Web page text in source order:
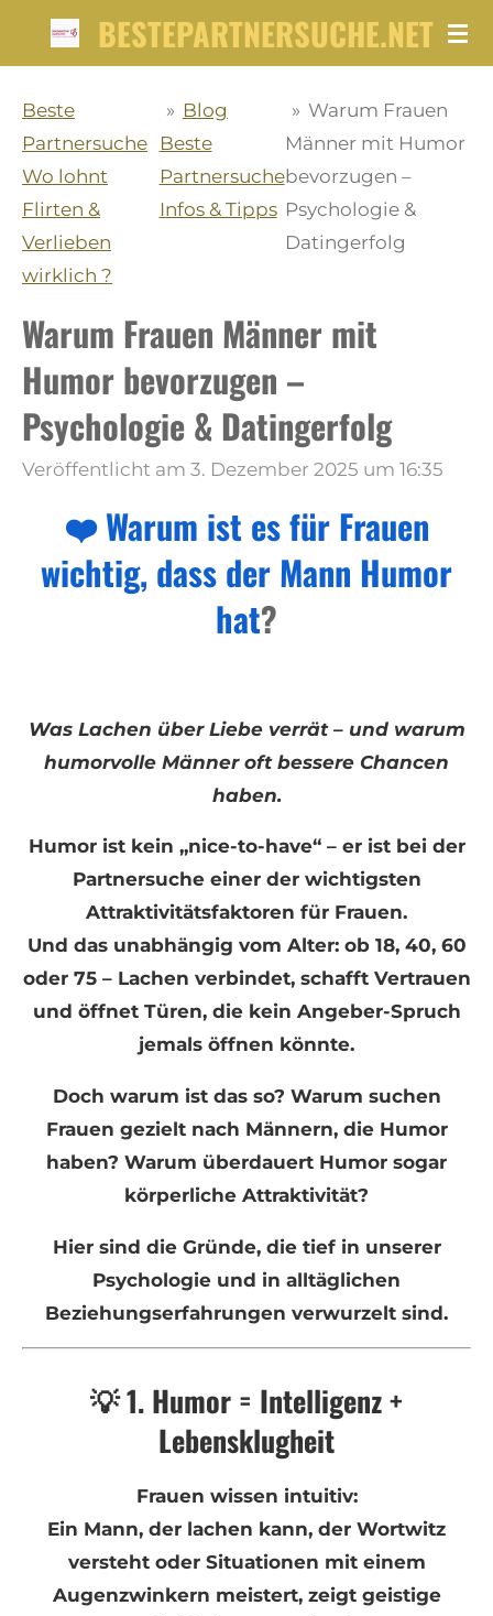
BESTEPARTNERSUCHE.NET
Beste
Partnersuche
Wo lohnt
Flirten &
Verlieben
wirklich ?
» Blog
Beste
Partnersuche
Infos & Tipps
» Warum Frauen
Männer mit Humor
bevorzugen –
Psychologie &
Datingerfolg
Warum Frauen Männer mit
Humor bevorzugen –
Psychologie & Datingerfolg
Veröffentlicht am 3. Dezember 2025 um 16:35
❤️ Warum ist es für Frauen
wichtig, dass der Mann Humor
hat?
Was Lachen über Liebe verrät – und warum
humorvolle Männer oft bessere Chancen
haben.
Humor ist kein „nice-to-have“ – er ist bei der
Partnersuche einer der wichtigsten
Attraktivitätsfaktoren für Frauen.
Und das unabhängig vom Alter: ob 18, 40, 60
oder 75 – Lachen verbindet, schafft Vertrauen
und öffnet Türen, die kein Angeber-Spruch
jemals öffnen könnte.
Doch warum ist das so? Warum suchen
Frauen gezielt nach Männern, die Humor
haben? Warum überdauert Humor sogar
körperliche Attraktivität?
Hier sind die Gründe, die tief in unserer
Psychologie und in alltäglichen
Beziehungserfahrungen verwurzelt sind.
💡 1. Humor = Intelligenz +
Lebensklugheit
Frauen wissen intuitiv:
Ein Mann, der lachen kann, der Wortwitz
versteht oder Situationen mit einem
Augenzwinkern meistert, zeigt geistige